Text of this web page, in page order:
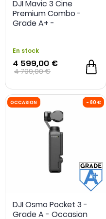
OCCASION
DJI Mavic 3 Cine
Premium Combo -
Grade A+ -
En stock
4 599,00 €
4 799,00 €
DJI Osmo Pocket 3 -
Grade A - Occasion